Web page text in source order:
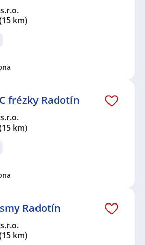
km)
frézky Radotín
km)
Radotín
km)